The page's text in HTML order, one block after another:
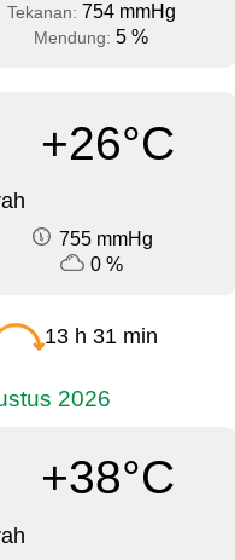
Tekanan: 754 mmHg
Mendung: 5 %
+26°C
755 mmHg
0 %
13 h 31 min
2026
+38°C